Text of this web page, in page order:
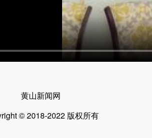
黄山新闻网
© 2018-2022 版权所有